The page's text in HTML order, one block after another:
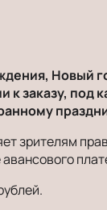
Новый
заказу, под
зрителям